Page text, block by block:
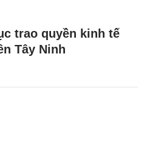
trao quyền kinh tế
Tây Ninh